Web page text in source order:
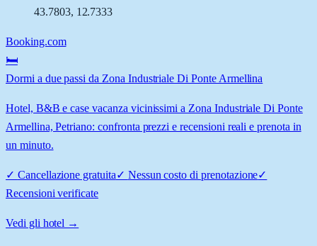
43.7803, 12.7333
Booking.com
🛏️
Dormi a due passi da Zona Industriale Di Ponte Armellina
Hotel, B&B e case vacanza vicinissimi a Zona Industriale Di Ponte
Armellina, Petriano: confronta prezzi e recensioni reali e prenota in
un minuto.
✓ Cancellazione gratuita✓ Nessun costo di prenotazione✓
Recensioni verificate
Vedi gli hotel →